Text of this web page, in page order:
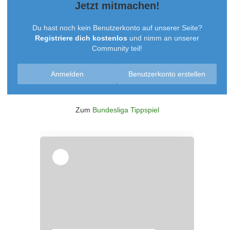
Jetzt mitmachen!
Du hast noch kein Benutzerkonto auf unserer Seite?
Registriere dich kostenlos und nimm an unserer
Community teil!
Benutzerkonto erstellen
Anmelden
Zum Bundesliga Tippspiel